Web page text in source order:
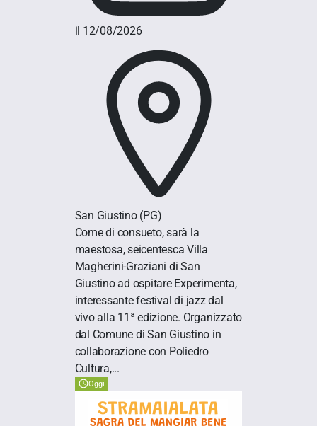
il 12/08/2026
San Giustino (PG)
Come di consueto, sarà la
maestosa, seicentesca Villa
Magherini-Graziani di San
Giustino ad ospitare Experimenta,
interessante festival di jazz dal
vivo alla 11ª edizione. Organizzato
dal Comune di San Giustino in
collaborazione con Poliedro
Cultura,...
Oggi